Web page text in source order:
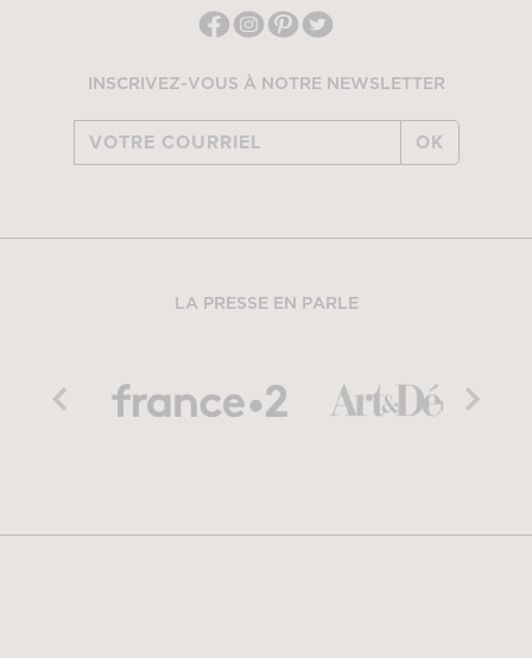
INSCRIVEZ-VOUS À NOTRE NEWSLETTER
OK
LA PRESSE EN PARLE